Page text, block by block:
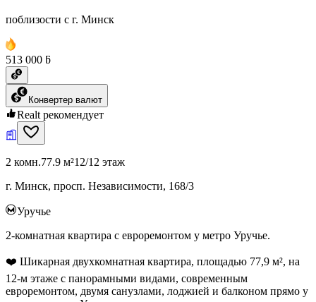
поблизости с г. Минск
513 000 ƃ
Конвертер валют
Realt рекомендует
2 комн.77.9 м²12/12 этаж
г. Минск, просп. Независимости, 168/3
Уручье
2-комнатная квартира с евроремонтом у метро Уручье.
❤️ Шикарная двухкомнатная квартира, площадью 77,9 м², на
12-м этаже с панорамными видами, современным
евроремонтом, двумя санузлами, лоджией и балконом прямо у